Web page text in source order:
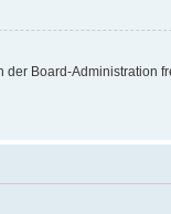
Board-Administration